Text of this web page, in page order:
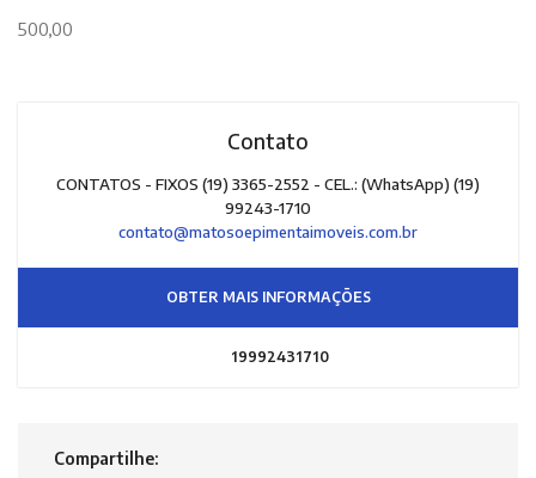
500,00
Contato
CONTATOS - FIXOS (19) 3365-2552 - CEL.: (WhatsApp) (19)
99243-1710
contato@matosoepimentaimoveis.com.br
OBTER MAIS INFORMAÇÕES
19992431710
Compartilhe: